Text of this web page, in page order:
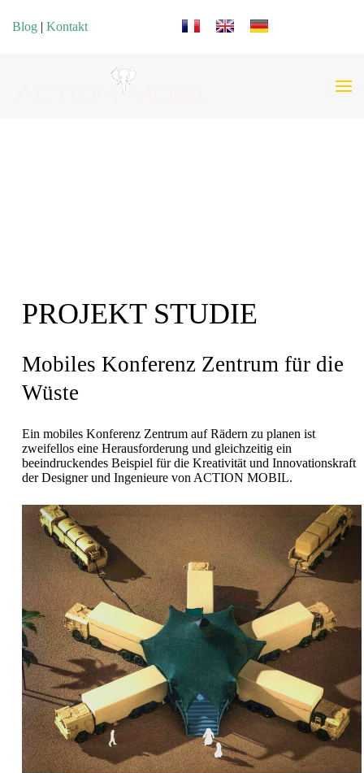
Blog | Kontakt Sprache auswählen
PROJEKT STUDIE
Mobiles Konferenz Zentrum für die
Wüste
Ein mobiles Konferenz Zentrum auf Rädern zu planen ist
zweifellos eine Herausforderung und gleichzeitig ein
beeindruckendes Beispiel für die Kreativität und Innovationskraft
der Designer und Ingenieure von ACTION MOBIL.